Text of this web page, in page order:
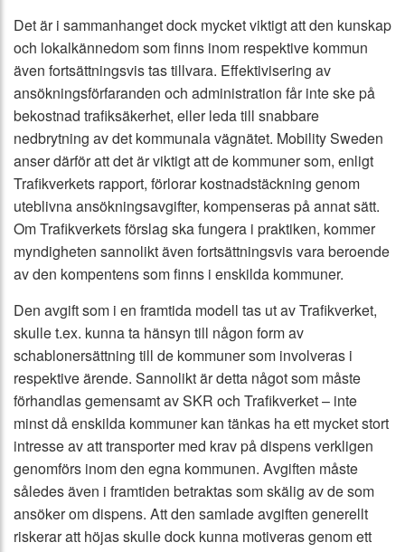
Det är i sammanhanget dock mycket viktigt att den kunskap
och lokalkännedom som finns inom respektive kommun
även fortsättningsvis tas tillvara. Effektivisering av
ansökningsförfaranden och administration får inte ske på
bekostnad trafiksäkerhet, eller leda till snabbare
nedbrytning av det kommunala vägnätet. Mobility Sweden
anser därför att det är viktigt att de kommuner som, enligt
Trafikverkets rapport, förlorar kostnadstäckning genom
uteblivna ansökningsavgifter, kompenseras på annat sätt.
Om Trafikverkets förslag ska fungera i praktiken, kommer
myndigheten sannolikt även fortsättningsvis vara beroende
av den kompentens som finns i enskilda kommuner.
Den avgift som i en framtida modell tas ut av Trafikverket,
skulle t.ex. kunna ta hänsyn till någon form av
schablonersättning till de kommuner som involveras i
respektive ärende. Sannolikt är detta något som måste
förhandlas gemensamt av SKR och Trafikverket – inte
minst då enskilda kommuner kan tänkas ha ett mycket stort
intresse av att transporter med krav på dispens verkligen
genomförs inom den egna kommunen. Avgiften måste
således även i framtiden betraktas som skälig av de som
ansöker om dispens. Att den samlade avgiften generellt
riskerar att höjas skulle dock kunna motiveras genom ett